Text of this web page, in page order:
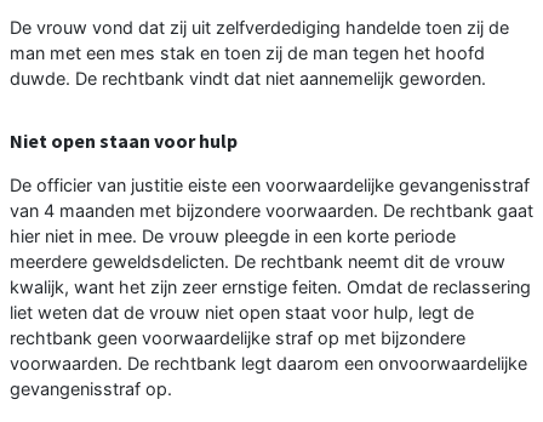
De vrouw vond dat zij uit zelfverdediging handelde toen zij de
man met een mes stak en toen zij de man tegen het hoofd
duwde. De rechtbank vindt dat niet aannemelijk geworden.
Niet open staan voor hulp
De officier van justitie eiste een voorwaardelijke gevangenisstraf
van 4 maanden met bijzondere voorwaarden. De rechtbank gaat
hier niet in mee. De vrouw pleegde in een korte periode
meerdere geweldsdelicten. De rechtbank neemt dit de vrouw
kwalijk, want het zijn zeer ernstige feiten. Omdat de reclassering
liet weten dat de vrouw niet open staat voor hulp, legt de
rechtbank geen voorwaardelijke straf op met bijzondere
voorwaarden. De rechtbank legt daarom een onvoorwaardelijke
gevangenisstraf op.